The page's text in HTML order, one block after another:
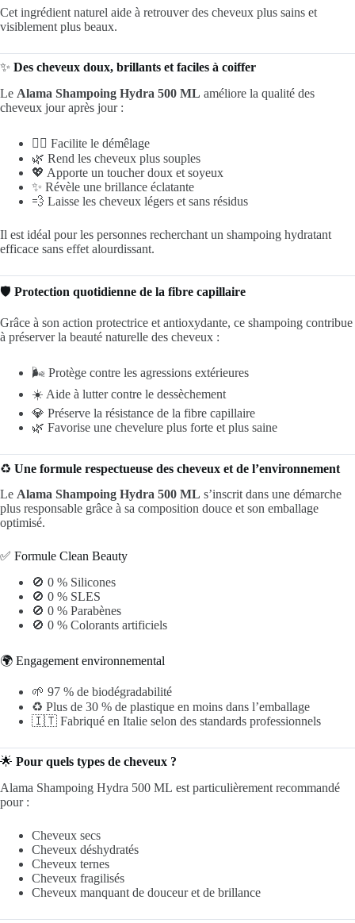
Cet ingrédient naturel aide à retrouver des cheveux plus sains et
visiblement plus beaux.
✨ Des cheveux doux, brillants et faciles à coiffer
Le Alama Shampoing Hydra 500 ML améliore la qualité des
cheveux jour après jour :
💆‍♀️ Facilite le démêlage
🌿 Rend les cheveux plus souples
💖 Apporte un toucher doux et soyeux
✨ Révèle une brillance éclatante
💨 Laisse les cheveux légers et sans résidus
Il est idéal pour les personnes recherchant un shampoing hydratant
efficace sans effet alourdissant.
🛡️ Protection quotidienne de la fibre capillaire
Grâce à son action protectrice et antioxydante, ce shampoing contribue
à préserver la beauté naturelle des cheveux :
🌬️ Protège contre les agressions extérieures
☀️ Aide à lutter contre le dessèchement
💎 Préserve la résistance de la fibre capillaire
🌿 Favorise une chevelure plus forte et plus saine
♻️ Une formule respectueuse des cheveux et de l’environnement
Le Alama Shampoing Hydra 500 ML s’inscrit dans une démarche
plus responsable grâce à sa composition douce et son emballage
optimisé.
✅ Formule Clean Beauty
🚫 0 % Silicones
🚫 0 % SLES
🚫 0 % Parabènes
🚫 0 % Colorants artificiels
🌍 Engagement environnemental
🌱 97 % de biodégradabilité
♻️ Plus de 30 % de plastique en moins dans l’emballage
🇮🇹 Fabriqué en Italie selon des standards professionnels
🌟 Pour quels types de cheveux ?
Alama Shampoing Hydra 500 ML est particulièrement recommandé
pour :
Cheveux secs
Cheveux déshydratés
Cheveux ternes
Cheveux fragilisés
Cheveux manquant de douceur et de brillance